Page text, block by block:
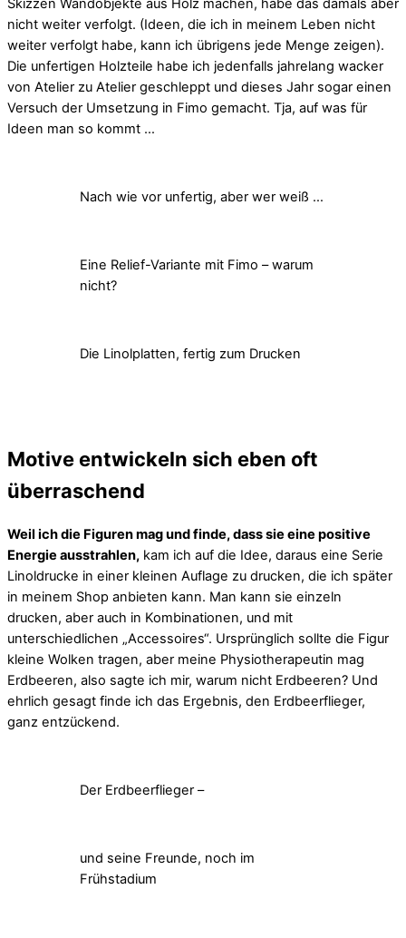
nicht weiter verfolgt. (Ideen, die ich in meinem Leben nicht
weiter verfolgt habe, kann ich übrigens jede Menge zeigen).
Die unfertigen Holzteile habe ich jedenfalls jahrelang wacker
von Atelier zu Atelier geschleppt und dieses Jahr sogar einen
Versuch der Umsetzung in Fimo gemacht. Tja, auf was für
Ideen man so kommt …
Nach wie vor unfertig, aber wer weiß …
Eine Relief-Variante mit Fimo – warum
nicht?
Die Linolplatten, fertig zum Drucken
Motive entwickeln sich eben oft
überraschend
Weil ich die Figuren mag und finde, dass sie eine positive
Energie ausstrahlen, kam ich auf die Idee, daraus eine Serie
Linoldrucke in einer kleinen Auflage zu drucken, die ich später
in meinem Shop anbieten kann. Man kann sie einzeln
drucken, aber auch in Kombinationen, und mit
unterschiedlichen „Accessoires“. Ursprünglich sollte die Figur
kleine Wolken tragen, aber meine Physiotherapeutin mag
Erdbeeren, also sagte ich mir, warum nicht Erdbeeren? Und
ehrlich gesagt finde ich das Ergebnis, den Erdbeerflieger,
ganz entzückend.
Der Erdbeerflieger –
und seine Freunde, noch im
Frühstadium